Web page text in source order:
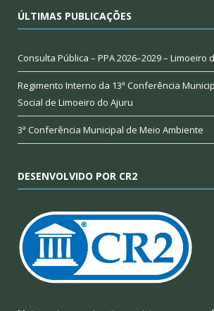
ÚLTIMAS PUBLICAÇÕES
Consulta Pública – PPA 2026–2029 – Limoeiro
Regimento Interno da 13ª Conferência
Social de Limoeiro do Ajuru
3ª Conferência Municipal de Meio Ambiente
DESENVOLVIDO POR CR2